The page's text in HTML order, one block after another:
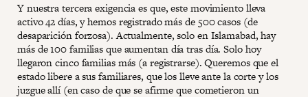
Y nuestra tercera exigencia es que, este movimiento lleva
activo 42 días, y hemos registrado más de 500 casos (de
desaparición forzosa). Actualmente, solo en Islamabad, hay
más de 100 familias que aumentan día tras día. Solo hoy
llegaron cinco familias más (a registrarse). Queremos que el
estado libere a sus familiares, que los lleve ante la corte y los
juzgue allí (en caso de que se afirme que cometieron un